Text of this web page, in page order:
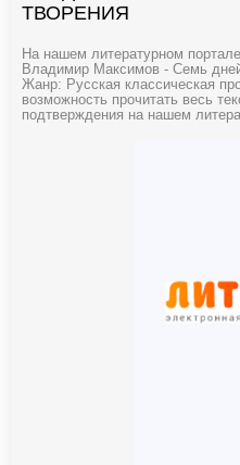
ТВОРЕНИЯ
На нашем литературном
Владимир Максимов - Семь
Жанр: Русская классическая
возможность прочитать весь
подтверждения на нашем